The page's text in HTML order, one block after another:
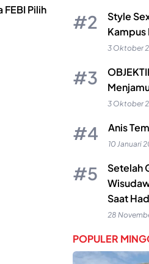
Pilih
Style
Kampus
3 Oktober
3 Oktober
Anis
10 Januari
Setelah
Saat
28
POPULER